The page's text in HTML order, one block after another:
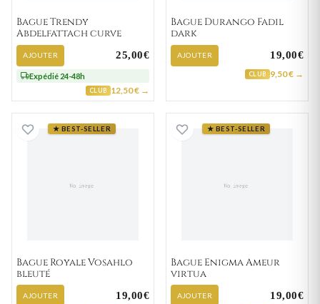
Bague Trendy
Abdelfattach curve
AJOUTER 25,00€
Expédié 24-48h
CLUB 12,50 € →
Bague Durango Fadil
dark
AJOUTER 19,00€
CLUB 9,50 € →
★ BEST-SELLERBague Royale Vosahlo bleuté
Bague Royale Vosahlo
bleuté
AJOUTER 19,00€
★ BEST-SELLERBague Enigma
Bague Enigma Ameur
virtua
AJOUTER 19,00€